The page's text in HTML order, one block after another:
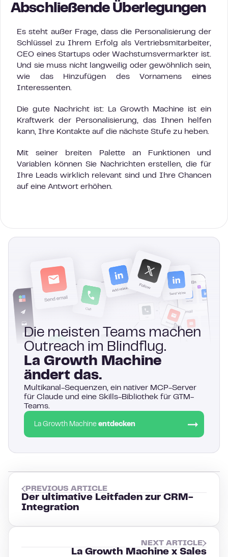
Abschließende Überlegungen
Es steht außer Frage, dass die Personalisierung der
Schlüssel zu Ihrem Erfolg als Vertriebsmitarbeiter,
CEO eines Startups oder Wachstumsvermarkter ist.
Und sie muss nicht langweilig oder gewöhnlich sein,
wie das Hinzufügen des Vornamens eines
Interessenten.
Die gute Nachricht ist: La Growth Machine ist ein
Kraftwerk der Personalisierung, das Ihnen helfen
kann, Ihre Kontakte auf die nächste Stufe zu heben.
Mit seiner breiten Palette an Funktionen und
Variablen können Sie Nachrichten erstellen, die für
Ihre Leads wirklich relevant sind und Ihre Chancen
auf eine Antwort erhöhen.
Die meisten Teams machen
Outreach im Blindflug.
La Growth Machine
ändert das.
Multikanal-Sequenzen, ein nativer MCP-Server
für Claude und eine Skills-Bibliothek für GTM-
Teams.
La Growth Machine entdecken
PREVIOUS ARTICLE
Der ultimative Leitfaden zur CRM-
Integration
NEXT ARTICLE
La Growth Machine x Sales